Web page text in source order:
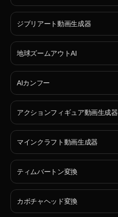
ジブリアート動画生成器
地球ズームアウトAI
AIカンフー
アクションフィギュア動画生成器
マインクラフト動画生成器
ティムバートン変換
カボチャヘッド変換